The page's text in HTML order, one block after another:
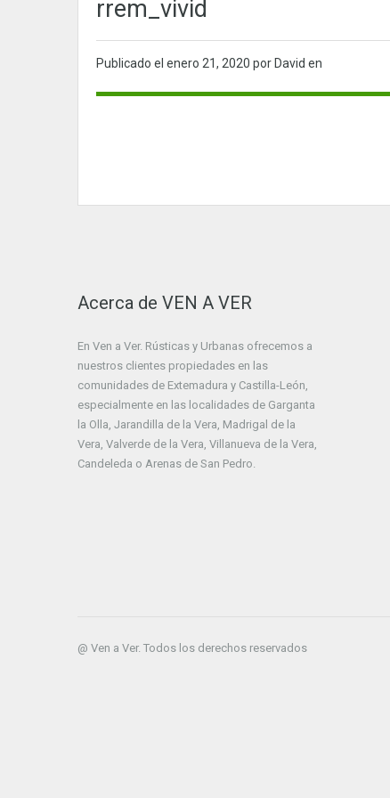
rrem_vivid
Publicado el enero 21, 2020 por David en
Acerca de VEN A VER
En Ven a Ver. Rústicas y Urbanas ofrecemos a
nuestros clientes propiedades en las
comunidades de Extemadura y Castilla-León,
especialmente en las localidades de Garganta
la Olla, Jarandilla de la Vera, Madrigal de la
Vera, Valverde de la Vera, Villanueva de la Vera,
Candeleda o Arenas de San Pedro.
@ Ven a Ver. Todos los derechos reservados